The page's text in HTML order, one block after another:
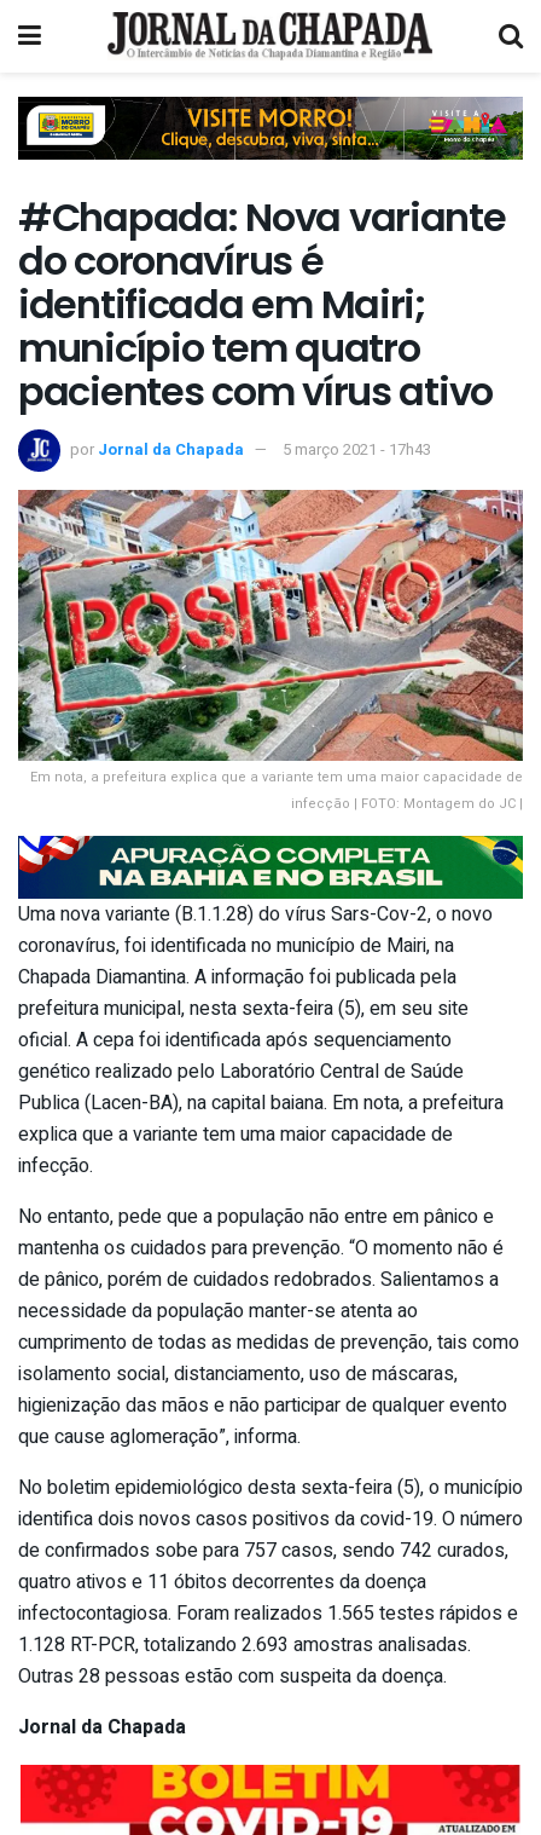
#Chapada: Nova variante
do coronavírus é
identificada em Mairi;
município tem quatro
pacientes com vírus ativo
por Jornal da Chapada 5 março 2021 - 17h43
Em nota, a prefeitura explica que a variante tem uma maior capacidade de
infecção | FOTO: Montagem do JC |
Uma nova variante (B.1.1.28) do vírus Sars-Cov-2, o novo
coronavírus, foi identificada no município de Mairi, na
Chapada Diamantina. A informação foi publicada pela
prefeitura municipal, nesta sexta-feira (5), em seu site
oficial. A cepa foi identificada após sequenciamento
genético realizado pelo Laboratório Central de Saúde
Publica (Lacen-BA), na capital baiana. Em nota, a prefeitura
explica que a variante tem uma maior capacidade de
infecção.
No entanto, pede que a população não entre em pânico e
mantenha os cuidados para prevenção. “O momento não é
de pânico, porém de cuidados redobrados. Salientamos a
necessidade da população manter-se atenta ao
cumprimento de todas as medidas de prevenção, tais como
isolamento social, distanciamento, uso de máscaras,
higienização das mãos e não participar de qualquer evento
que cause aglomeração”, informa.
No boletim epidemiológico desta sexta-feira (5), o município
identifica dois novos casos positivos da covid-19. O número
de confirmados sobe para 757 casos, sendo 742 curados,
quatro ativos e 11 óbitos decorrentes da doença
infectocontagiosa. Foram realizados 1.565 testes rápidos e
1.128 RT-PCR, totalizando 2.693 amostras analisadas.
Outras 28 pessoas estão com suspeita da doença.
Jornal da Chapada